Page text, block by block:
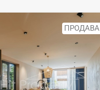
ПРОДАВА